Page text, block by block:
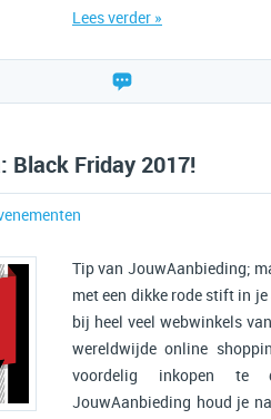
Lees verder »
Black Friday 2017!
Tip van JouwAanbieding;
met een dikke rode stift in
bij heel veel webwinkels
wereldwijde online
voordelig inkopen te
JouwAanbieding houd je